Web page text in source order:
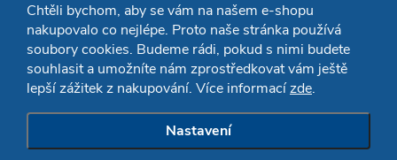
Chtěli bychom, aby se vám na našem e-shopu
nakupovalo co nejlépe. Proto naše stránka používá
soubory cookies. Budeme rádi, pokud s nimi budete
souhlasit a umožníte nám zprostředkovat vám ještě
lepší zážitek z nakupování. Více informacízde.
Nastavení